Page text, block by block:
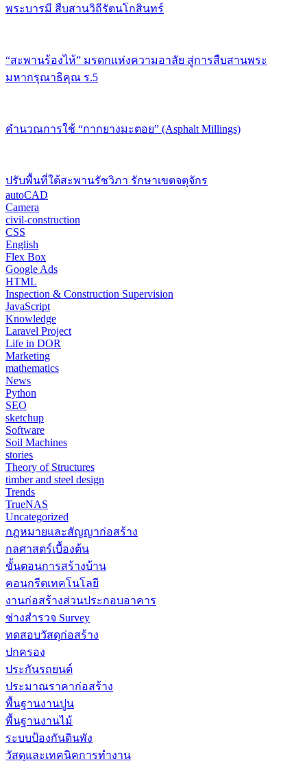
พระบารมี สืบสานวิถีรัตนโกสินทร์
“สะพานร้องไห้” มรดกแห่งความอาลัย สู่การสืบสานพระ
มหากรุณาธิคุณ ร.5
คำนวณการใช้ “กากยางมะตอย” (Asphalt Millings)
ปรับพื้นที่ใต้สะพานรัชวิภา รักษาเขตจตุจักร
autoCAD
Camera
civil-construction
CSS
English
Flex Box
Google Ads
HTML
Inspection & Construction Supervision
JavaScript
Knowledge
Laravel Project
Life in DOR
Marketing
mathematics
News
Python
SEO
sketchup
Software
Soil Machines
stories
Theory of Structures
timber and steel design
Trends
TrueNAS
Uncategorized
กฎหมายและสัญญาก่อสร้าง
กลศาสตร์เบื้องต้น
ขั้นตอนการสร้างบ้าน
คอนกรีตเทคโนโลยี
งานก่อสร้างส่วนประกอบอาคาร
ช่างสำรวจ Survey
ทดสอบวัสดุก่อสร้าง
ปกครอง
ประกันรถยนต์
ประมาณราคาก่อสร้าง
พื้นฐานงานปูน
พื้นฐานงานไม้
ระบบป้องกันดินพัง
วัสดุและเทคนิคการทำงาน